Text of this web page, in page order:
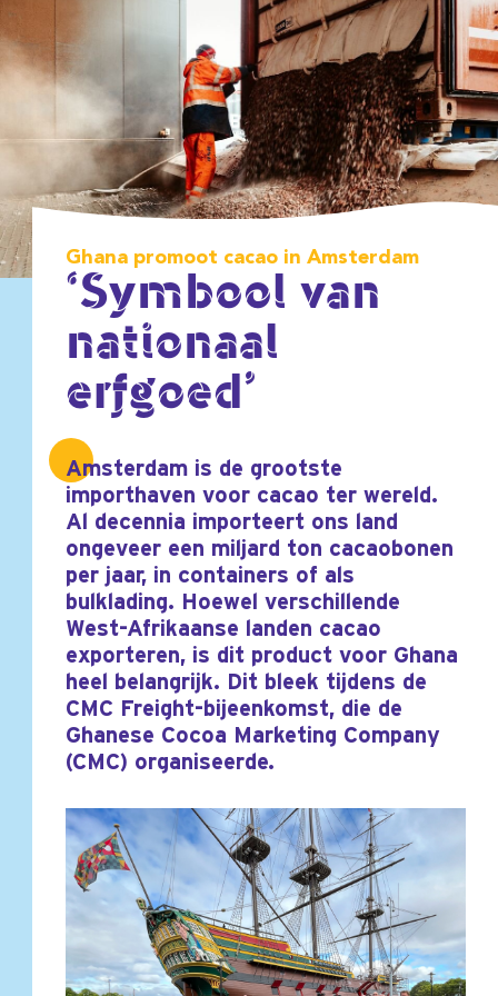
Ghana promoot cacao in Amsterdam
‘Symbool van
nationaal
erfgoed’
Amsterdam is de grootste
importhaven voor cacao ter wereld.
Al decennia importeert ons land
ongeveer een miljard ton cacaobonen
per jaar, in containers of als
bulklading. Hoewel verschillende
West-Afrikaanse landen cacao
exporteren, is dit product voor Ghana
heel belangrijk. Dit bleek tijdens de
CMC Freight-bijeenkomst, die de
Ghanese Cocoa Marketing Company
(CMC) organiseerde.